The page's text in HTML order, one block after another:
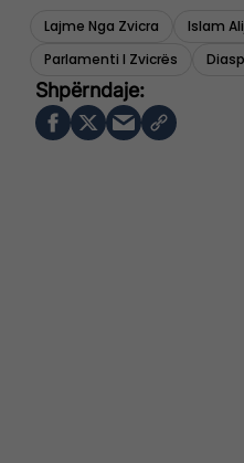
Lajme Nga Zvicra Islam
Parlamenti I Zvicrës